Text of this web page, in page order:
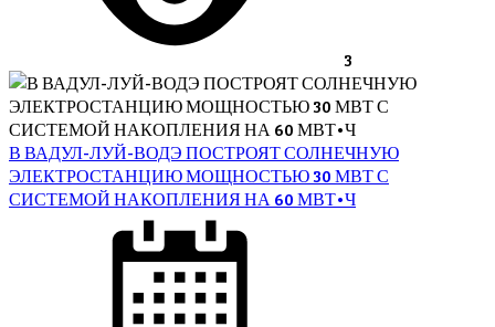
3
В ВАДУЛ-ЛУЙ-ВОДЭ ПОСТРОЯТ СОЛНЕЧНУЮ
ЭЛЕКТРОСТАНЦИЮ МОЩНОСТЬЮ 30 МВТ С
СИСТЕМОЙ НАКОПЛЕНИЯ НА 60 МВТ•Ч